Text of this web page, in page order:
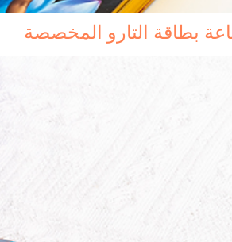
بطاقة التارو المخصصة